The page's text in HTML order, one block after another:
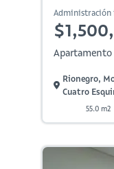
Administración
Apartamento
Rionegro,
Cuatro
55.0 m2